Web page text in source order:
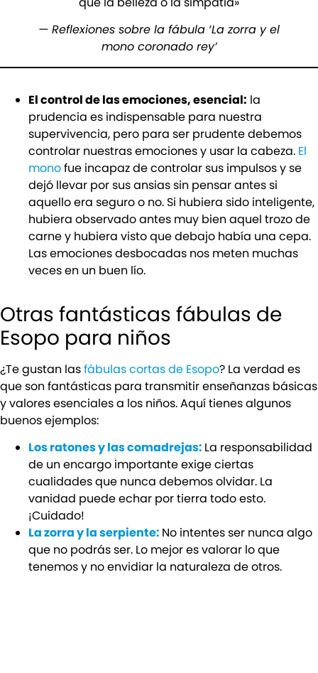
— Reflexiones sobre la fábula ‘La zorra y el
mono coronado rey’
El control de las emociones, esencial: la
prudencia es indispensable para nuestra
supervivencia, pero para ser prudente debemos
controlar nuestras emociones y usar la cabeza. El
monofue incapaz de controlar sus impulsos y se
dejó llevar por sus ansias sin pensar antes si
aquello era seguro o no. Si hubiera sido inteligente,
hubiera observado antes muy bien aquel trozo de
carne y hubiera visto que debajo había una cepa.
Las emociones desbocadas nos meten muchas
veces en un buen lío.
Otras fantásticas fábulas de
Esopo para niños
¿Te gustan lasfábulas cortas de Esopo? La verdad es
que son fantásticas para transmitir enseñanzas básicas
y valores esenciales a los niños. Aquí tienes algunos
buenos ejemplos:
Los ratones y las comadrejas: La responsabilidad
de un encargo importante exige ciertas
cualidades que nunca debemos olvidar. La
vanidad puede echar por tierra todo esto.
¡Cuidado!
La zorra y la serpiente: No intentes ser nunca algo
que no podrás ser. Lo mejor es valorar lo que
tenemos y no envidiar la naturaleza de otros.